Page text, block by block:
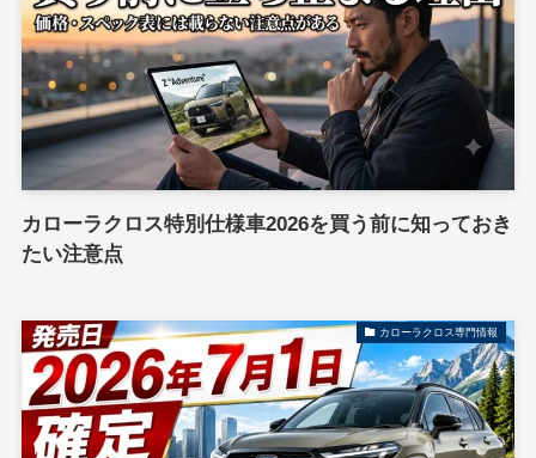
カローラクロス特別仕様車2026を買う前に知っておき
たい注意点
カローラクロス専門情報